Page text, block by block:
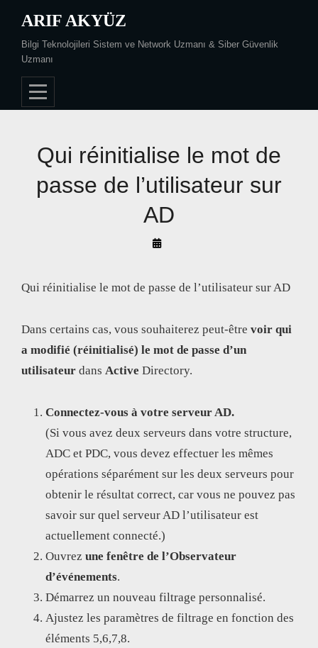
content
ARIF AKYÜZ
Bilgi Teknolojileri Sistem ve Network Uzmanı & Siber Güvenlik
Uzmanı
Qui réinitialise le mot de
passe de l’utilisateur sur
AD
By
Qui réinitialise le mot de passe de l’utilisateur sur AD
Dans certains cas, vous souhaiterez peut-être voir qui
a modifié (réinitialisé) le mot de passe d’un
utilisateur dans Active Directory.
Connectez-vous à votre serveur AD.
(Si vous avez deux serveurs dans votre structure,
ADC et PDC, vous devez effectuer les mêmes
opérations séparément sur les deux serveurs pour
obtenir le résultat correct, car vous ne pouvez pas
savoir sur quel serveur AD l’utilisateur est
actuellement connecté.)
Ouvrez une fenêtre de l’Observateur
d’événements.
Démarrez un nouveau filtrage personnalisé.
Ajustez les paramètres de filtrage en fonction des
éléments 5,6,7,8.